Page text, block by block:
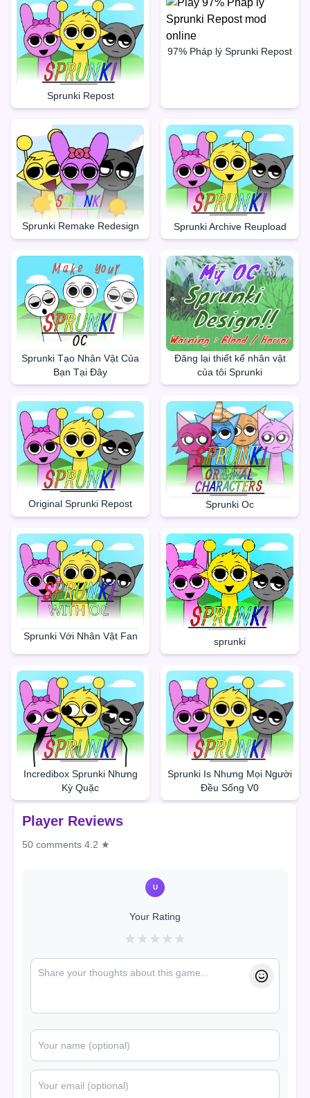
Sprunki Repost
97% Pháp lý Sprunki Repost
Sprunki Remake Redesign Sprunki Archive Reupload
Sprunki Tạo Nhân Vật Của
Bạn Tại Đây
Đăng lại thiết kế nhân vật
của tôi Sprunki
Original Sprunki Repost Sprunki Oc
Sprunki Với Nhân Vật Fan sprunki
Incredibox Sprunki Nhưng
Kỳ Quặc
Sprunki Is Nhưng Mọi Người
Đều Sống V0
Player Reviews
50 comments 4.2 ★
U
Your Rating
★ ★ ★ ★ ★